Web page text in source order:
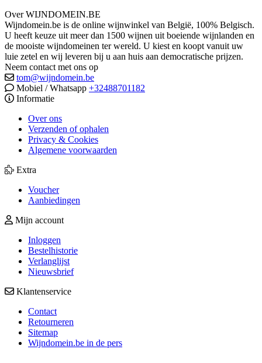
Over WIJNDOMEIN.BE
Wijndomein.be is de online wijnwinkel van België, 100% Belgisch.
U heeft keuze uit meer dan 1500 wijnen uit boeiende wijnlanden en
de mooiste wijndomeinen ter wereld. U kiest en koopt vanuit uw
luie zetel en wij leveren bij u aan huis aan democratische prijzen.
Neem contact met ons op
tom@wijndomein.be
Mobiel / Whatsapp +32488701182
Informatie
Over ons
Verzenden of ophalen
Privacy & Cookies
Algemene voorwaarden
Extra
Voucher
Aanbiedingen
Mijn account
Inloggen
Bestelhistorie
Verlanglijst
Nieuwsbrief
Klantenservice
Contact
Retourneren
Sitemap
Wijndomein.be in de pers